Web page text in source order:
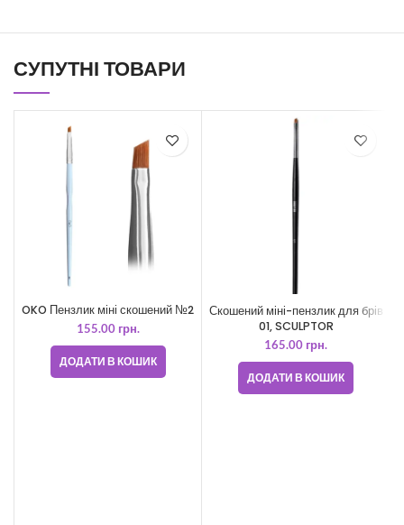
СУПУТНІ ТОВАРИ
OKO Пензлик міні скошений №2
155.00 грн.
ДОДАТИ В КОШИК
Скошений міні-пензлик для брів
01, SCULPTOR
165.00 грн.
ДОДАТИ В КОШИК